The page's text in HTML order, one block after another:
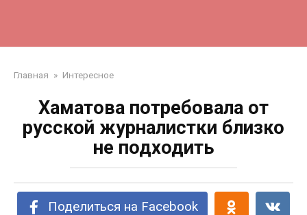
Главная » Интересное
Хаматова потребовала от
русской журналистки близко
не подходить
Поделиться на Facebook